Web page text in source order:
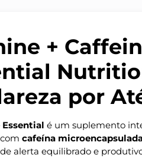
+
por
Essential é um suplemento
com cafeína
alerta equilibrado e